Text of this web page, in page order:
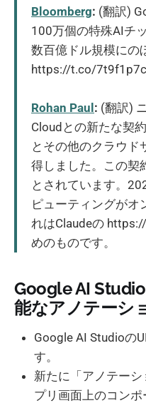
Bloomberg: (翻訳)
100万個の特殊AIチ
数百億ドル規模にの
https://t.co/
Rohan Paul : (翻訳)
Cloudとの新たな契
とその他のクラウド
得しました。この契
とされています。
ピューティングがオ
れはClaudeの
めのものです。
Google AI
能なアノテーシ
Google AI Studioの
す。
新たに「アノテー
プリ画面上のコン